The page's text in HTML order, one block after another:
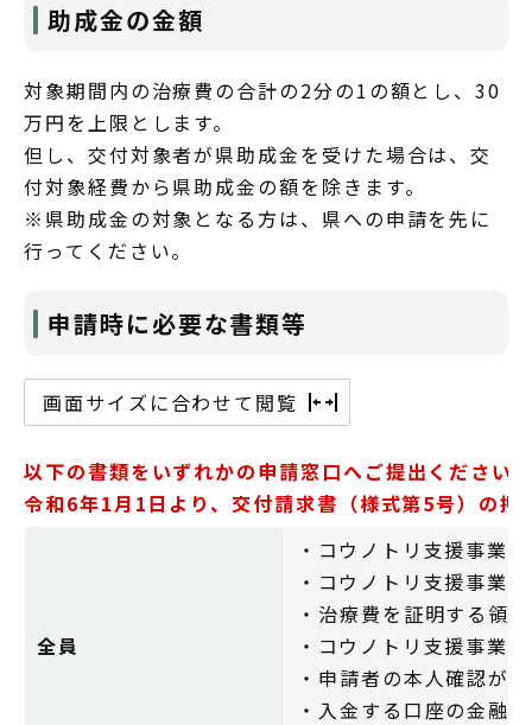
助成金の金額
対象期間内の治療費の合計の2分の1の額とし、30
万円を上限とします。
但し、交付対象者が県助成金を受けた場合は、交
付対象経費から県助成金の額を除きます。
※県助成金の対象となる方は、県への申請を先に
行ってください。
申請時に必要な書類等
画面サイズに合わせて閲覧
以下の書類をいずれかの申請窓口へご提出ください
令和6年1月1日より、交付請求書（様式第5号）の押
全員
・コウノトリ支援事業
・コウノトリ支援事業
・治療費を証明する領
・コウノトリ支援事業
・申請者の本人確認が
・入金する口座の金融